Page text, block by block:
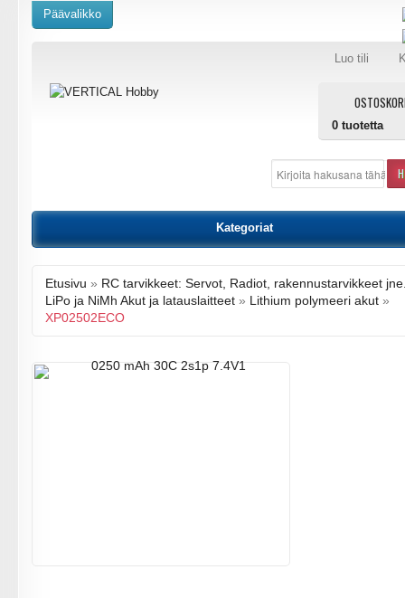
Luo tili
0 tuotetta
Päävalikko
Kategoriat
Etusivu » RC tarvikkeet: Servot, Radiot, rakennustarvikkeet
LiPo ja NiMh Akut ja latauslaitteet » Lithium polymeeri akut »
XP02502ECO